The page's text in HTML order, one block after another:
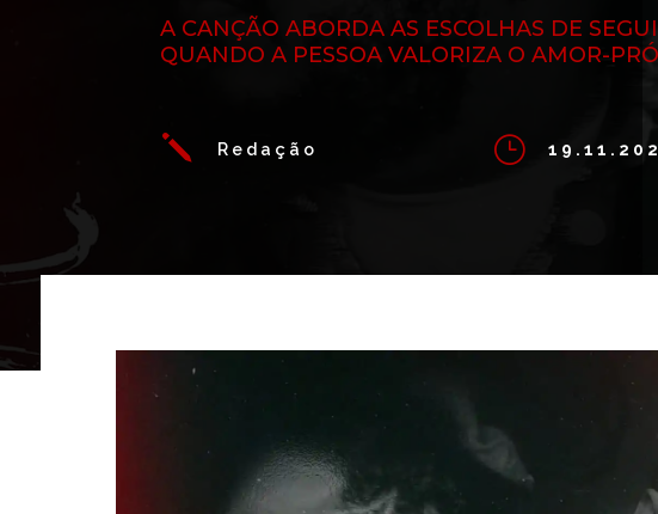
A CANÇÃO ABORDA AS ESCOLHAS DE
QUANDO A PESSOA VALORIZA O AMOR-
j Redação }